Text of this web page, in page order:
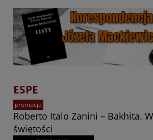
ESPE
Roberto Italo Zanini – Bakhita.
świętości
promocja